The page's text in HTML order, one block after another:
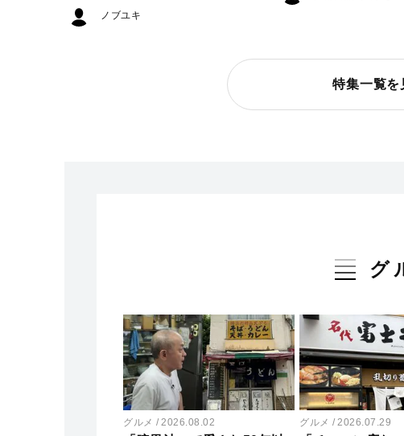
ノブユキ
特集一覧を
グ
グルメ 2026.08.02 グルメ 2026.07.29